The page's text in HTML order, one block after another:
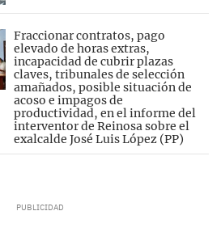
Fraccionar contratos, pago
elevado de horas extras,
incapacidad de cubrir plazas
claves, tribunales de selección
amañados, posible situación de
acoso e impagos de
productividad, en el informe del
interventor de Reinosa sobre el
exalcalde José Luis López (PP)